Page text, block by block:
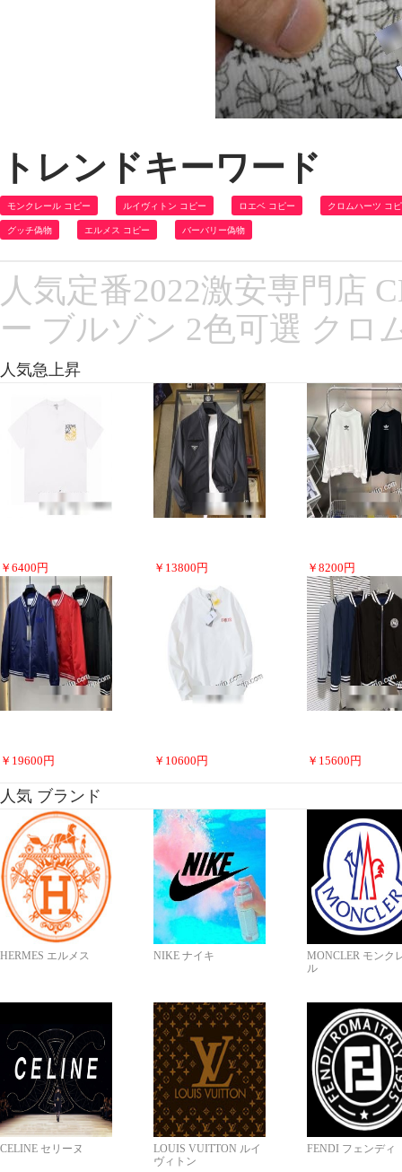
トレンドキーワード
モンクレール コピー ルイヴィトン コピー ロエベ コピー クロムハーツ コ
グッチ偽物 エルメス コピー バーバリー偽物
人気定番2022激安専門店
ー ブルゾン 2色可選 クロ
人気急上昇
￥ 6400 円 ￥ 13800 円 ￥ 8200 円
￥ 19600 円 ￥ 10600 円 ￥ 15600 円
人気 ブランド
HERMES エルメス NIKE ナイキ
MONCLER モンク
ル
CELINE セリーヌ
LOUIS VUITTON ルイ
ヴィトン
FENDI フェンディ